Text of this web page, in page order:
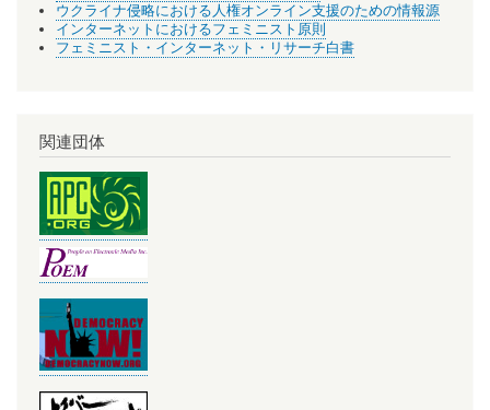
ウクライナ侵略における人権オンライン支援のための情報源
インターネットにおけるフェミニスト原則
フェミニスト・インターネット・リサーチ白書
関連団体